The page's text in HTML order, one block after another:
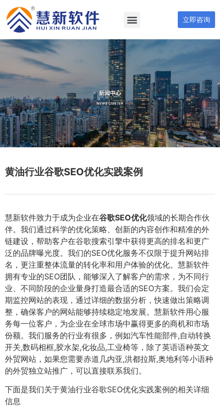
立即咨询
黄油行业谷歌SEO优化实践案例
慧新软件致力于成为企业在谷歌SEO优化领域的长期合作伙
伴。我们通过科学的优化策略、创新的内容创作和精准的外
链建设，帮助客户在谷歌搜索引擎中获得更高的排名和更广
泛的品牌曝光度。我们的SEO优化服务不仅限于提升网站排
名，更注重整体流量的转化率和用户体验的优化。慧新软件
拥有专业的SEO团队，能够深入了解客户的需求，为不同行
业、不同阶段的企业量身打造最合适的SEO方案。我们会定
期监控网站的表现，通过详细的数据分析，快速做出策略调
整，确保客户的网站能够持续稳定地发展。慧新软件用心服
务每一位客户，为企业在全球市场中赢得更多的商机和市场
份额。我们服务的行业有很多，例如汽车性能部件,自动转换
开关,数码相框,胶水架,化妆品,工业椅等，除了英语语种英文
外贸网站，如果您需要赤道几内亚,洪都拉斯,奥地利等小语种
的外贸独立站推广，可以直接联系我们。
下面是我们关于黄油行业谷歌SEO优化实践案例的相关详细
信息